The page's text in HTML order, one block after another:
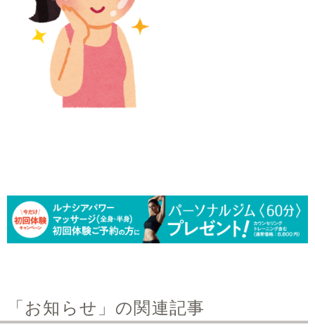
「お知らせ」の関連記事